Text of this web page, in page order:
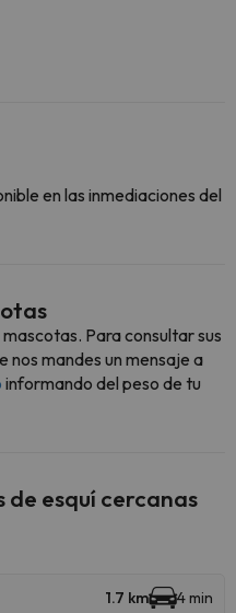
en las inmediaciones del
Para consultar sus
nos mandes un mensaje a
informando del peso de tu
de esquí cercanas
1.7 km 4 min